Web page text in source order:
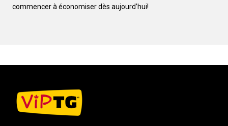
commencer à économiser dès aujourd’hui!